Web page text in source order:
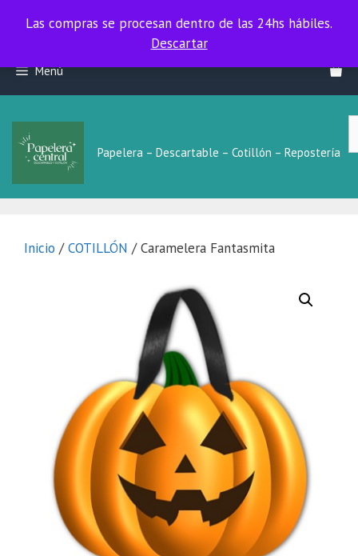
Las compras se procesan dentro de las 24hs hábiles.
Las compras se procesan dentro de las 24hs hábiles.
Descartar
contenido
Menú
Papelera – Descartable – Cotillón – Repostería
Inicio /COTILLÓN / Caramelera Fantasmita